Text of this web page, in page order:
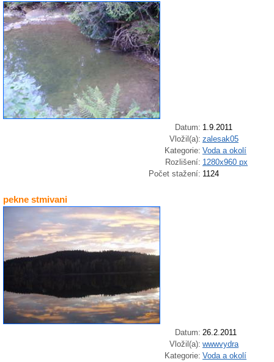
Datum: 1.9.2011
Vložil(a): zalesak05
Kategorie: Voda a okolí
Rozlišení: 1280x960 px
Počet stažení: 1124
pekne stmivani
Datum: 26.2.2011
Vložil(a): wwwvydra
Kategorie: Voda a okolí